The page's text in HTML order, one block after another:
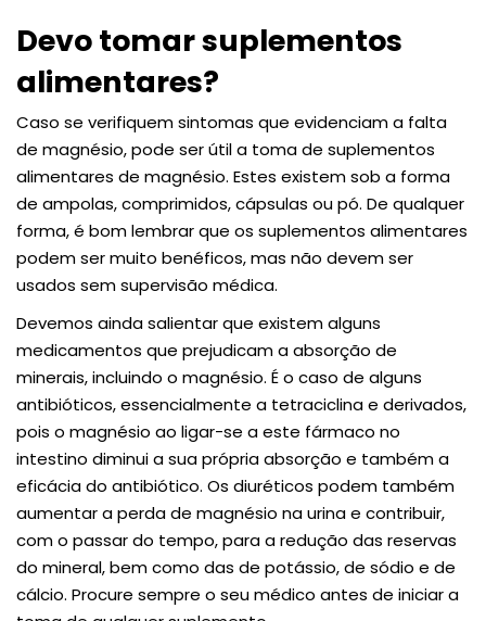
Devo tomar suplementos
alimentares?
Caso se verifiquem sintomas que evidenciam a falta
de magnésio, pode ser útil a toma de suplementos
alimentares de magnésio. Estes existem sob a forma
de ampolas, comprimidos, cápsulas ou pó. De qualquer
forma, é bom lembrar que os suplementos alimentares
podem ser muito benéficos, mas não devem ser
usados sem supervisão médica.
Devemos ainda salientar que existem alguns
medicamentos que prejudicam a absorção de
minerais, incluindo o magnésio. É o caso de alguns
antibióticos, essencialmente a tetraciclina e derivados,
pois o magnésio ao ligar-se a este fármaco no
intestino diminui a sua própria absorção e também a
eficácia do antibiótico. Os diuréticos podem também
aumentar a perda de magnésio na urina e contribuir,
com o passar do tempo, para a redução das reservas
do mineral, bem como das de potássio, de sódio e de
cálcio. Procure sempre o seu médico antes de iniciar a